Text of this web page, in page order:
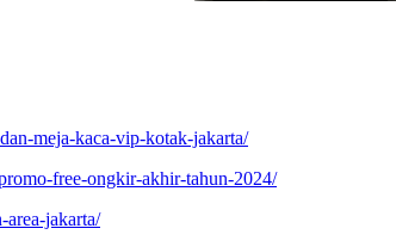
meja-kaca-vip-kotak-jakarta/
free-ongkir-akhir-tahun-2024/
area-jakarta/